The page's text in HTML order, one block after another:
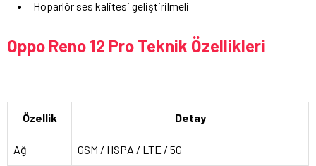
Hoparlör ses kalitesi geliştirilmeli
Oppo Reno 12 Pro Teknik Özellikleri
Özellik Detay
Ağ GSM / HSPA / LTE / 5G